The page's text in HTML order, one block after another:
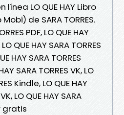
LO QUE HAY Libro
de SARA TORRES.
PDF, LO QUE HAY
QUE HAY SARA TORRES
HAY SARA TORRES
SARA TORRES VK, LO
Kindle, LO QUE HAY
LO QUE HAY SARA
gratis